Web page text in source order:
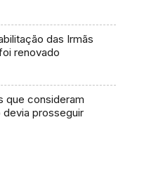
das Irmãs
renovado
que consideram
prosseguir